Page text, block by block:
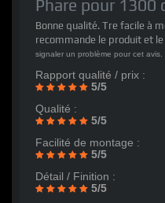
Phare pour 1300
Bonne qualité. Tre facile à
recommande le produit et le
signaler un problème pour cet avis.
Rapport qualité / prix :
5/5
Qualité :
5/5
Facilité de montage :
5/5
Détail / Finition :
5/5